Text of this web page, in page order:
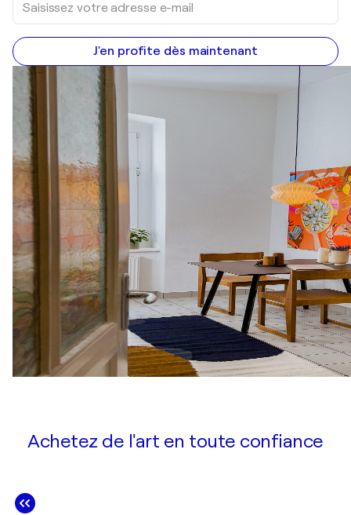
J'en profite dès maintenant
Achetez de l'art en toute confiance